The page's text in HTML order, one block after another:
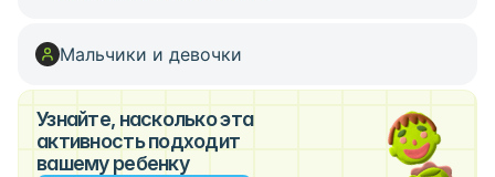
Мальчики и девочки
Узнайте, насколько эта
активность подходит
вашему ребенку